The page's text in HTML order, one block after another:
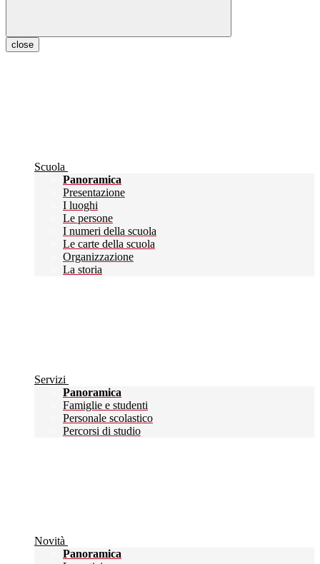
close
Scuola
Panoramica
Presentazione
I luoghi
Le persone
I numeri della scuola
Le carte della scuola
Organizzazione
La storia
Servizi
Panoramica
Famiglie e studenti
Personale scolastico
Percorsi di studio
Novità
Panoramica